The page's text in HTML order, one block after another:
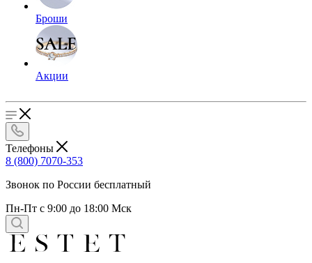
Броши
Акции
Телефоны
8 (800) 7070-353
Звонок по России бесплатный
Пн-Пт с 9:00 до 18:00 Мск